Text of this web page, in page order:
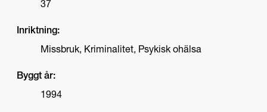
37
Inriktning:
Missbruk, Kriminalitet, Psykisk ohälsa
Byggt år:
1994